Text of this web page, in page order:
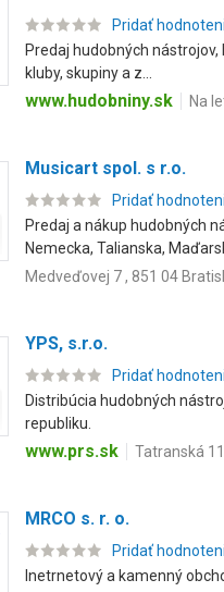
Pridať
Predaj hudobných
kluby, skupiny a z...
www.hudobniny.sk Na
Musicart spol. s r.o.
Pridať
Predaj a nákup hudobných
Nemecka, Talianska,
Medveďovej 7 , 851 04
YPS, s.r.o.
Pridať
Distribúcia hudobných
republiku.
www.prs.sk Tatranská
MRCO s. r. o.
Pridať
Inetrnetový a kamenný